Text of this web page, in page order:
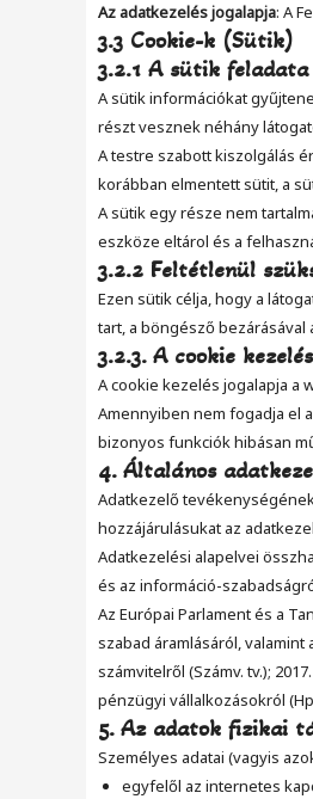
Az adatkezelés jogalapja: A
3.3 Cookie-k (Sütik)
3.2.1 A sütik feladata
A sütik információkat
részt vesznek néhány
A testre szabott kiszolgálás
korábban elmentett sütit, a
A sütik egy része nem
eszköze eltárol és a
3.2.2 Feltétlenül
Ezen sütik célja, hogy a
tart, a böngésző
3.2.3. A cookie
A cookie kezelés jogalapja a
Amennyiben nem fogadja el
bizonyos funkciók hibásan
4. Általános
Adatkezelő
hozzájárulásukat az
Adatkezelési alapelvei
és az információ-
Az Európai Parlament és a
szabad áramlásáról, valamint
számvitelről (Számv. tv.);
pénzügyi vállalkozásokról
5. Az adatok fizikai
Személyes adatai (vagyis
egyfelől az internetes